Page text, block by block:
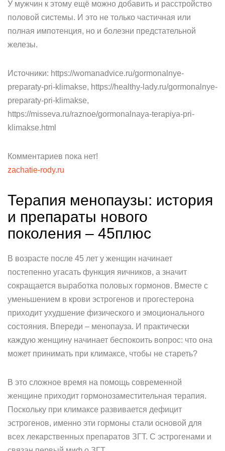
У мужчин к этому ещё можно добавить и расстройство
половой системы. И это не только частичная или
полная импотенция, но и болезни предстательной
железы.
Источники: https://womanadvice.ru/gormonalnye-
preparaty-pri-klimakse, https://healthy-lady.ru/gormonalnye-
preparaty-pri-klimakse,
https://misseva.ru/raznoe/gormonalnaya-terapiya-pri-
klimakse.html
Комментариев пока нет!
zachatie-rody.ru
Терапия менопаузы: история
и препараты нового
поколения – 45плюс
В возрасте после 45 лет у женщин начинает
постепенно угасать функция яичников, а значит
сокращается выработка половых гормонов. Вместе с
уменьшением в крови эстрогенов и прогестерона
приходит ухудшение физического и эмоционального
состояния. Впереди – менопауза. И практически
каждую женщину начинает беспокоить вопрос: что она
может принимать при климаксе, чтобы не стареть?
В это сложное время на помощь современной
женщине приходит гормонозаместительная терапия.
Поскольку при климаксе развивается дефицит
эстрогенов, именно эти гормоны стали основой для
всех лекарственных препаратов ЗГТ. С эстрогенами и